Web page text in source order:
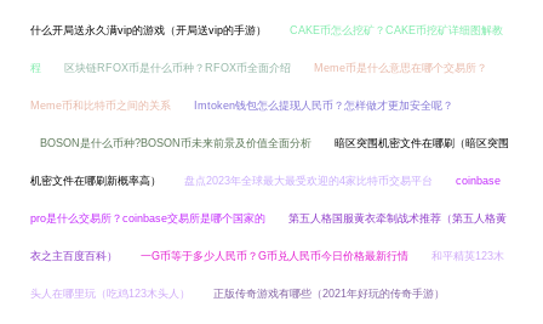
什么开局送永久满vip的游戏（开局送vip的手游） CAKE币怎么挖矿？CAKE币挖矿详细图解教
程 区块链RFOX币是什么币种？RFOX币全面介绍 Meme币是什么意思在哪个交易所？
Meme币和比特币之间的关系 Imtoken钱包怎么提现人民币？怎样做才更加安全呢？
BOSON是什么币种?BOSON币未来前景及价值全面分析 暗区突围机密文件在哪刷（暗区突围
机密文件在哪刷新概率高） 盘点2023年全球最大最受欢迎的4家比特币交易平台 coinbase
pro是什么交易所？coinbase交易所是哪个国家的 第五人格国服黄衣牵制战术推荐（第五人格黄
衣之主百度百科） 一G币等于多少人民币？G币兑人民币今日价格最新行情 和平精英123木
头人在哪里玩（吃鸡123木头人） 正版传奇游戏有哪些（2021年好玩的传奇手游）